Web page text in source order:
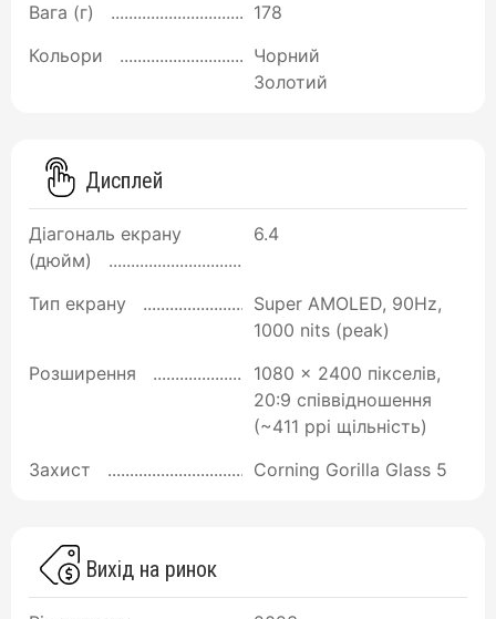
Вага (г)
178
Кольори
Чорний
Золотий
Дисплей
Діагональ екрану
(дюйм)
6.4
Тип екрану
Super AMOLED, 90Hz,
1000 nits (peak)
Розширення
1080 x 2400 пікселів,
20:9 співвідношення
(~411 ppi щільність)
Захист
Corning Gorilla Glass 5
Вихід на ринок